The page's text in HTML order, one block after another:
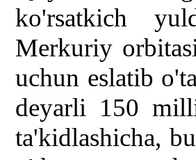
ko'rsatkich
Merkuriy
uchun eslatib
deyarli 150
ta'kidlashicha,